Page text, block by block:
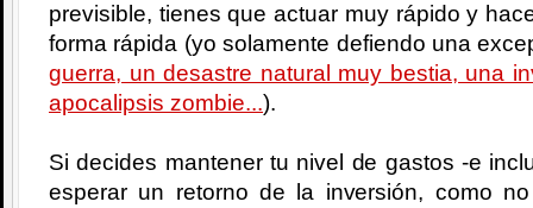
previsible, tienes que actuar muy rápido y
forma rápida (yo solamente defiendo una
guerra, un desastre natural muy bestia, una
apocalipsis zombie...).
Si decides mantener tu nivel de gastos -e
esperar un retorno de la inversión, como